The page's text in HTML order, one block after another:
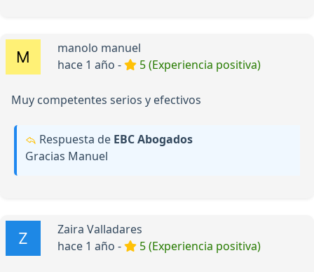
manolo manuel
hace 1 año -
5 (Experiencia positiva)
Muy competentes serios y efectivos
Respuesta de EBC Abogados
Gracias Manuel
Zaira Valladares
hace 1 año -
5 (Experiencia positiva)